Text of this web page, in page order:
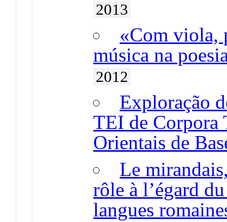
2013
«Com viola,
música na
2012
Exploração
TEI de Corpora
Orientais de
Le
rôle à l’égard
langues